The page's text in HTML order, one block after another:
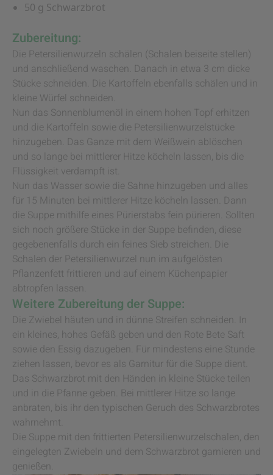
50 g Schwarzbrot
Zubereitung:
Die Petersilienwurzeln schälen (Schalen beiseite stellen)
und anschließend waschen. Danach in etwa 3 cm dicke
Stücke schneiden. Die Kartoffeln ebenfalls schälen und in
kleine Würfel schneiden.
Nun das Sonnenblumenöl in einem hohen Topf erhitzen
und die Kartoffeln sowie die Petersilienwurzelstücke
hinzugeben. Das Ganze mit dem Weißwein ablöschen
und so lange bei mittlerer Hitze köcheln lassen, bis die
Flüssigkeit verdampft ist.
Nun das Wasser sowie die Sahne hinzugeben und alles
für 15 Minuten bei mittlerer Hitze köcheln lassen. Dann
die Suppe mithilfe eines Pürierstabs fein pürieren. Sollten
sich noch größere Stücke in der Suppe befinden, diese
gegebenenfalls durch ein feines Sieb streichen. Die
Schalen der Petersilienwurzel nun im aufgelösten
Pflanzenfett frittieren und auf einem Küchenpapier
abtropfen lassen.
Weitere Zubereitung der Suppe:
Die Zwiebel häuten und in dünne Streifen schneiden. In
ein kleines, hohes Gefäß geben und den Rote Bete Saft
sowie den Essig dazugeben. Für mindestens eine Stunde
ziehen lassen, bevor es als Garnitur für die Suppe dient.
Das Schwarzbrot mit den Händen in kleine Stücke teilen
und in die Pfanne geben. Bei mittlerer Hitze so lange
anbraten, bis ihr den typischen Geruch des Schwarzbrotes
wahrnehmt.
Die Suppe mit den frittierten Petersilienwurzelschalen, den
eingelegten Zwiebeln und dem Schwarzbrot garnieren und
genießen.